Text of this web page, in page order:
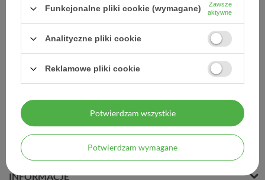
104,60 zł
3,49 zł / szt.
MOJE ZAMÓWIENIE
MOJE KONTO
INFORMACJE
Funkcjonalne pliki cookie (wymagane)
Zawsze
aktywne
Analityczne pliki cookie
Reklamowe pliki cookie
Potwierdzam wymagane
Potwierdzam wszystkie